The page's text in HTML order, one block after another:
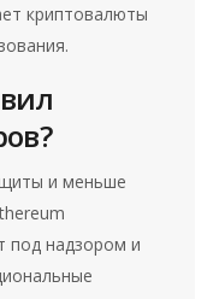
криптовалюты
и меньше
под надзором и